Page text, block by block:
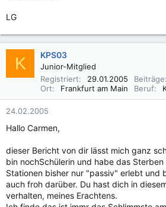
LG
K KPS03
Junior-Mitglied
Registriert
29.01.2005 Beiträge
Ort
Frankfurt am Main Beruf
24.02.2005
Hallo Carmen,
dieser Bericht von dir lässt mich ganz
bin nochSchülerin und habe das
Stationen bisher nur "passiv" erlebt und
auch froh darüber. Du hast dich in
verhalten, meines Erachtens.